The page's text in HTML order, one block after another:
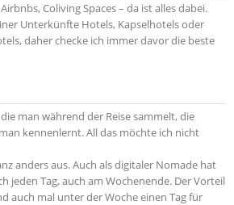
Coliving Spaces – da ist alles dabei.
Unterkünfte Hotels, Kapselhotels oder
daher checke ich immer davor die beste
man während der Reise sammelt, die
kennenlernt. All das möchte ich nicht
anders aus. Auch als digitaler Nomade hat
jeden Tag, auch am Wochenende. Der Vorteil
auch mal unter der Woche einen Tag für